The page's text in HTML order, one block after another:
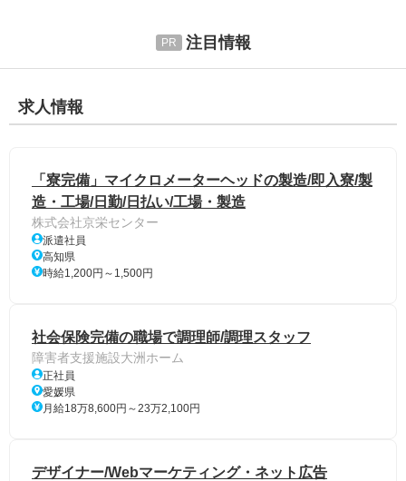
注目情報
求人情報
「寮完備」マイクロメーターヘッドの製造/即入寮/製
造・工場/日勤/日払い/工場・製造
株式会社京栄センター
派遣社員
高知県
時給1,200円～1,500円
社会保険完備の職場で調理師/調理スタッフ
障害者支援施設大洲ホーム
正社員
愛媛県
月給18万8,600円～23万2,100円
デザイナー/Webマーケティング・ネット広告